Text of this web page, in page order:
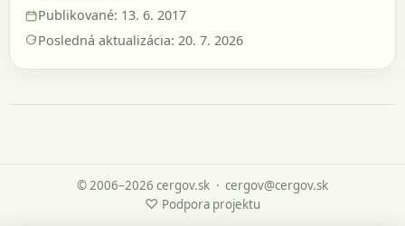
Publikované: 13. 6. 2017
Posledná aktualizácia: 20. 7. 2026
© 2006–2026 cergov.sk
♡ Podpora projektu
· cergov@cergov.sk